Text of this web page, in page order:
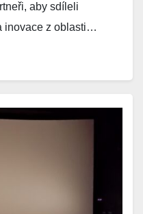
aby sdíleli
inovace z oblasti…